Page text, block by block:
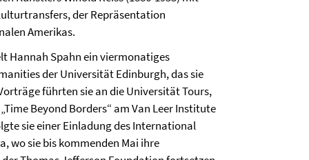
der Repräsentation
Amerikas.
Hannah Spahn ein viermonatiges
der Universität Edinburgh, das sie
führten sie an die Universität Tours,
Beyond Borders“ am Van Leer Institute
sie einer Einladung des International
wo sie bis kommenden Mai ihre